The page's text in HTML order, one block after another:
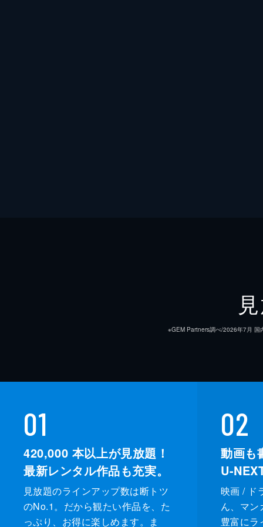
※GEM Partners調べ/2026年7⽉ 国
01
420,000 本以上が見放題！
最新レンタル作品も充実。
見放題のラインアップ数は断トツ
のNo.1。だから観たい作品を、た
っぷり、お得に楽しめます。ま
02
動画も
U-
映画 / ド
ん、マン
豊富にラ